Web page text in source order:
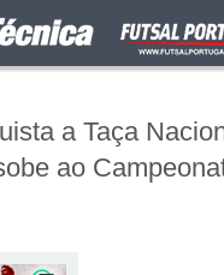
a Taça
ao